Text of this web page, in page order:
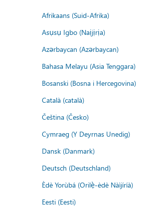
Afrikaans (Suid-Afrika)
Asụsụ Igbo (Naịjịrịa)
Azərbaycan (Azərbaycan)
Bahasa Melayu (Asia Tenggara)
Bosanski (Bosna i Hercegovina)
Català (català)
Čeština (Česko)
Cymraeg (Y Deyrnas Unedig)
Dansk (Danmark)
Deutsch (Deutschland)
Èdè Yorùbá (Orilẹ̀-èdè Nàìjíríà)
Eesti (Eesti)